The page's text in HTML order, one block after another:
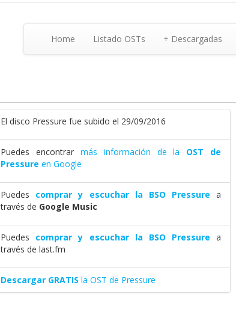
Home Listado OSTs + Descargadas
El disco Pressure fue subido el 29/09/2016
Puedes encontrar más información de la OST de
Pressure en Google
Puedes comprar y escuchar la BSO Pressure a
través de Google Music
Puedes comprar y escuchar la BSO Pressure a
través de last.fm
Descargar GRATIS la OST de Pressure